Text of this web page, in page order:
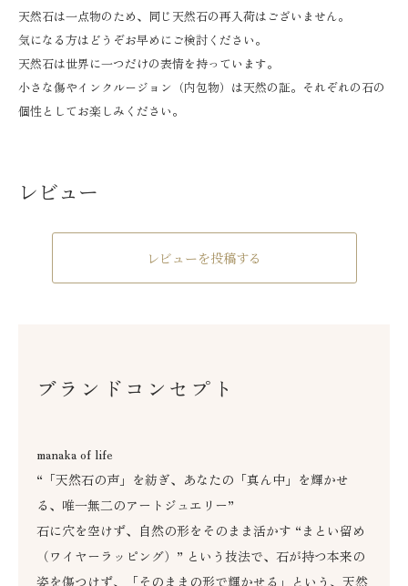
天然石は一点物のため、同じ天然石の再入荷はございません。
気になる方はどうぞお早めにご検討ください。
天然石は世界に一つだけの表情を持っています。
小さな傷やインクルージョン（内包物）は天然の証。それぞれの石の
個性としてお楽しみください。
レビュー
レビューを投稿する
ブランドコンセプト
manaka of life
“「天然石の声」を紡ぎ、あなたの「真ん中」を輝かせ
る、唯一無二のアートジュエリー”
石に穴を空けず、自然の形をそのまま活かす “まとい留め
（ワイヤーラッピング）” という技法で、石が持つ本来の
姿を傷つけず、「そのままの形で輝かせる」という、天然